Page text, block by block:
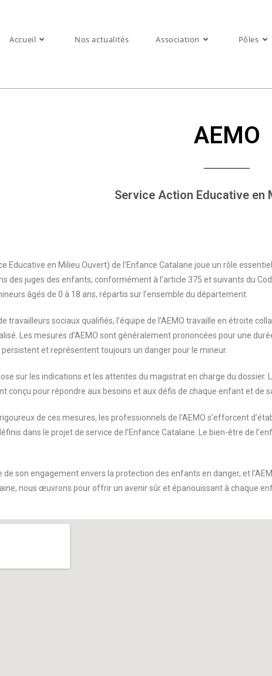
Accueil Nos actualités Association Pôles
AEMO
Service Action Educative en
Educative en Milieu Ouvert) de l’Enfance Catalane joue un rôle
des juges des enfants, conformément à l’article 375 et suivants du
âgés de 0 à 18 ans, répartis sur l’ensemble du département.
travailleurs sociaux qualifiés, l’équipe de l’AEMO travaille en étroite
Les mesures d’AEMO sont généralement prononcées pour une
et représentent toujours un danger pour le mineur.
sur les indications et les attentes du magistrat en charge du
conçu pour répondre aux besoins et aux défis de chaque enfant et de
de ces mesures, les professionnels de l’AEMO s’efforcent
dans le projet de service de l’Enfance Catalane. Le bien-être de
de son engagement envers la protection des enfants en danger, et
nous œuvrons pour offrir un avenir sûr et épanouissant à chaque